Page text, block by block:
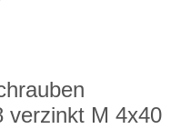
verzinkt M 4x40